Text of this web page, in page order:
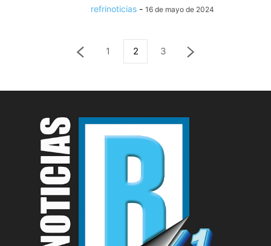
refrinoticias - 16 de mayo de 2024
1 2 3